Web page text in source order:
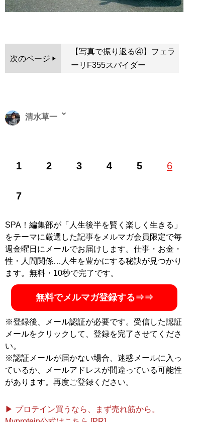
次のページ
【写真で振り返る④】フェラ
ーリF355スパイダー
1 2 3 4 5 6
7
清水草一
ター。『
そのフェラーリください!!
』をはじめとするお
路の謎
記事一覧へ
SPA！編集部が「人生後半を賢く楽しく生きる」
をテーマに厳選した記事をメルマガ会員限定で毎
週金曜日にメールでお届けします。仕事・お金・
性・人間関係…人生を豊かにする秘訣が見つかり
ます。無料・10秒で完了です。
無料でメルマガ登録する⇒⇒
※登録後、メール認証が必要です。受信した認証
メールをクリックして、登録を完了させてくださ
い。
※認証メールが届かない場合、迷惑メールに入っ
ているか、メールアドレスが間違っている可能性
があります。再度ご登録ください。
▶ プロテイン買うなら、まず売れ筋から。